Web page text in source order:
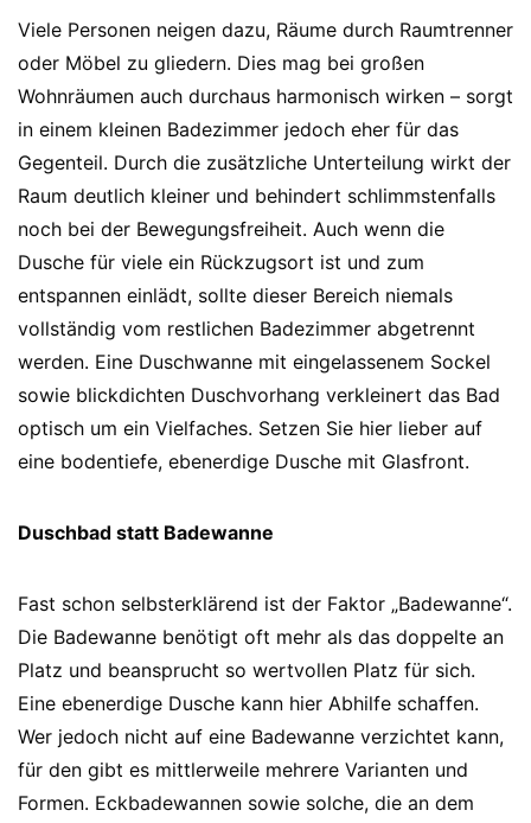
Viele Personen neigen dazu, Räume durch Raumtrenner
oder Möbel zu gliedern. Dies mag bei großen
Wohnräumen auch durchaus harmonisch wirken – sorgt
in einem kleinen Badezimmer jedoch eher für das
Gegenteil. Durch die zusätzliche Unterteilung wirkt der
Raum deutlich kleiner und behindert schlimmstenfalls
noch bei der Bewegungsfreiheit. Auch wenn die
Dusche für viele ein Rückzugsort ist und zum
entspannen einlädt, sollte dieser Bereich niemals
vollständig vom restlichen Badezimmer abgetrennt
werden. Eine Duschwanne mit eingelassenem Sockel
sowie blickdichten Duschvorhang verkleinert das Bad
optisch um ein Vielfaches. Setzen Sie hier lieber auf
eine bodentiefe, ebenerdige Dusche mit Glasfront.
Duschbad statt Badewanne
Fast schon selbsterklärend ist der Faktor „Badewanne“.
Die Badewanne benötigt oft mehr als das doppelte an
Platz und beansprucht so wertvollen Platz für sich.
Eine ebenerdige Dusche kann hier Abhilfe schaffen.
Wer jedoch nicht auf eine Badewanne verzichtet kann,
für den gibt es mittlerweile mehrere Varianten und
Formen. Eckbadewannen sowie solche, die an dem